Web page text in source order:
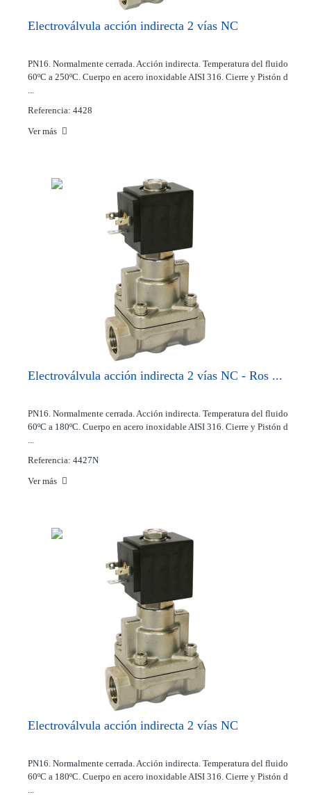
Electroválvula acción indirecta 2 vías NC
PN16. Normalmente cerrada. Acción indirecta. Temperatura del fluido
60ºC a 250ºC. Cuerpo en acero inoxidable AISI 316. Cierre y Pistón d
...
Referencia: 4428
Ver más
Electroválvula acción indirecta 2 vías NC - Ros ...
PN16. Normalmente cerrada. Acción indirecta. Temperatura del fluido
60ºC a 180ºC. Cuerpo en acero inoxidable AISI 316. Cierre y Pistón d
...
Referencia: 4427N
Ver más
Electroválvula acción indirecta 2 vías NC
PN16. Normalmente cerrada. Acción indirecta. Temperatura del fluido
60ºC a 180ºC. Cuerpo en acero inoxidable AISI 316. Cierre y Pistón d
...